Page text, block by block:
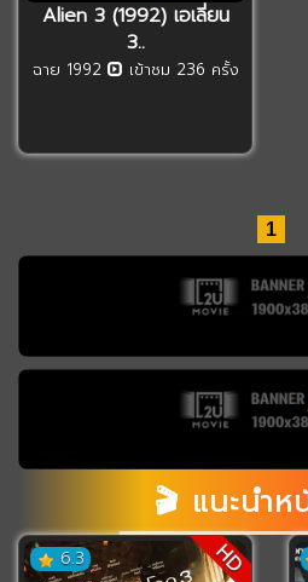
Alien 3 (1992) เอเลี่ยน
3..
ฉาย 1992 เข้าชม 236 ครั้ง
1
🎬 แนะนำ
6.3 HD